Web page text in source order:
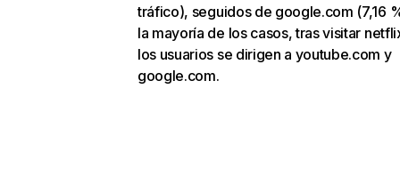
tráfico), seguidos de google.com (7,16
la mayoría de los casos, tras visitar
los usuarios se dirigen a youtube.com y
google.com.